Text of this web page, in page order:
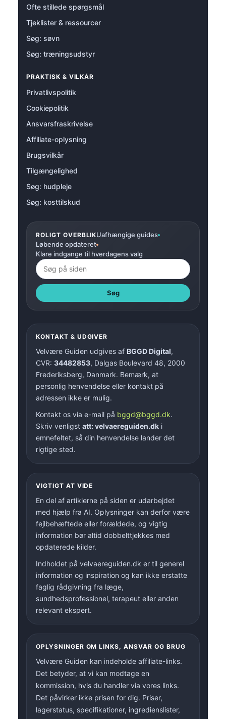
Ofte stillede spørgsmål
Tjeklister & ressourcer
Søg: søvn
Søg: træningsudstyr
PRAKTISK & VILKÅR
Privatlivspolitik
Cookiepolitik
Ansvarsfraskrivelse
Affiliate-oplysning
Brugsvilkår
Tilgængelighed
Søg: hudpleje
Søg: kosttilskud
ROLIGT OVERBLIKUafhængige guides
Løbende opdateret
Klare indgange til hverdagens valg
Søg
KONTAKT & UDGIVER
Velvære Guiden udgives af BGGD Digital,
CVR: 34482853, Dalgas Boulevard 48, 2000
Frederiksberg, Danmark. Bemærk, at
personlig henvendelse eller kontakt på
adressen ikke er mulig.
Kontakt os via e-mail på bggd@bggd.dk.
Skriv venligst att: velvaereguiden.dk i
emnefeltet, så din henvendelse lander det
rigtige sted.
VIGTIGT AT VIDE
En del af artiklerne på siden er udarbejdet
med hjælp fra AI. Oplysninger kan derfor være
fejlbehæftede eller forældede, og vigtig
information bør altid dobbelttjekkes med
opdaterede kilder.
Indholdet på velvaereguiden.dk er til generel
information og inspiration og kan ikke erstatte
faglig rådgivning fra læge,
sundhedsprofessionel, terapeut eller anden
relevant ekspert.
OPLYSNINGER OM LINKS, ANSVAR OG BRUG
Velvære Guiden kan indeholde affiliate-links.
Det betyder, at vi kan modtage en
kommission, hvis du handler via vores links.
Det påvirker ikke prisen for dig. Priser,
lagerstatus, specifikationer, ingredienslister,